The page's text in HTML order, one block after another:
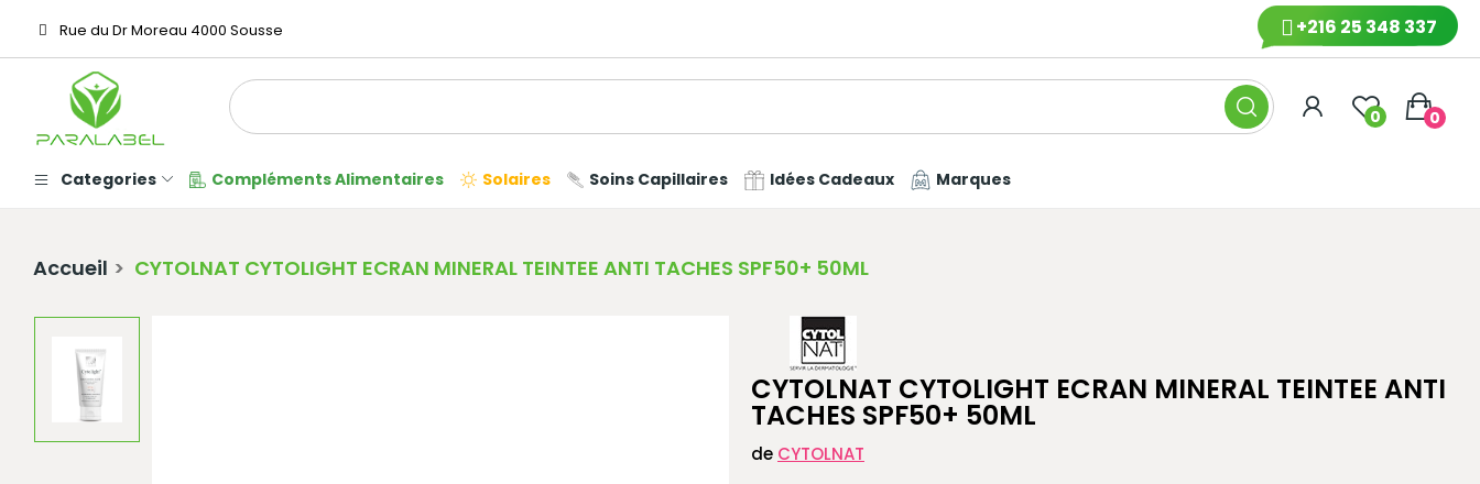
Rue du Dr Moreau 4000 Sousse +216 25 348 337
0 0
Categories Compléments Alimentaires Solaires Soins Capillaires Idées Cadeaux Marques
Accueil CYTOLNAT CYTOLIGHT ECRAN MINERAL TEINTEE ANTI TACHES SPF50+ 50ML
CYTOLNAT CYTOLIGHT ECRAN MINERAL TEINTEE ANTI
TACHES SPF50+ 50ML
de CYTOLNAT